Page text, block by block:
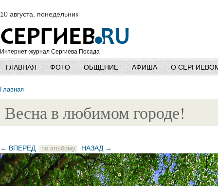
10 августа, понедельник
Интернет-журнал Сергиева Посада
ГЛАВНАЯ ФОТО ОБЩЕНИЕ АФИША О
Главная
Весна в любимом городе!
← ВПЕРЕД по альбому НАЗАД →